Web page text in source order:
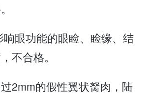
响眼功能的眼睑、睑缘、结
不合格。
2mm的假性翼状胬肉，陆